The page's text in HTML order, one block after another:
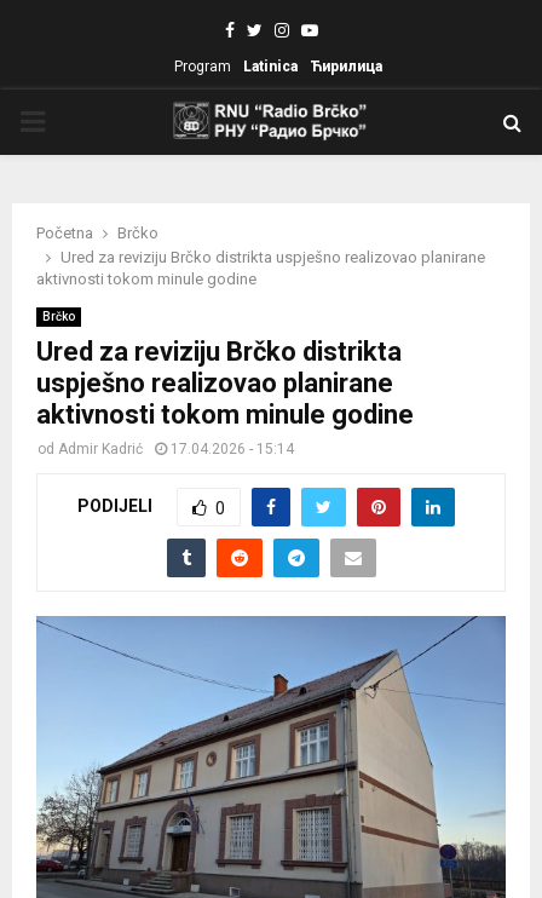
Facebook
TwitterInstagram
Youtube
Program Latinica Ћирилица
Početna
Brčko
Ured za reviziju Brčko distrikta uspješno realizovao planirane
aktivnosti tokom minule godine
Brčko
Ured za reviziju Brčko distrikta
uspješno realizovao planirane
aktivnosti tokom minule godine
od Admir Kadrić 17.04.2026 - 15:14
PODIJELI 0